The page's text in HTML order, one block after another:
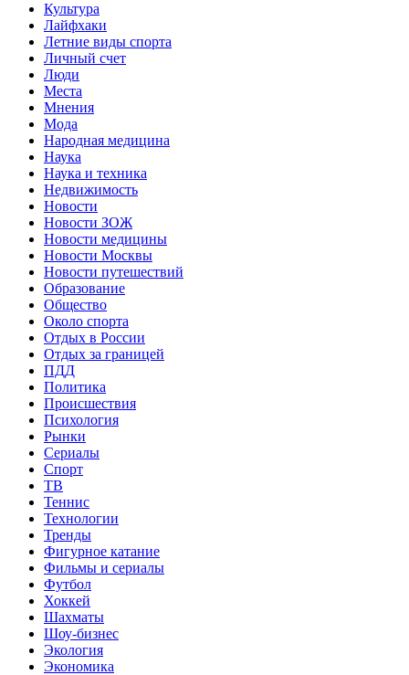
Культура
Лайфхаки
Летние виды спорта
Личный счет
Люди
Места
Мнения
Мода
Народная медицина
Наука
Наука и техника
Недвижимость
Новости
Новости ЗОЖ
Новости медицины
Новости Москвы
Новости путешествий
Образование
Общество
Около спорта
Отдых в России
Отдых за границей
ПДД
Политика
Происшествия
Психология
Рынки
Сериалы
Спорт
ТВ
Теннис
Технологии
Тренды
Фигурное катание
Фильмы и сериалы
Футбол
Хоккей
Шахматы
Шоу-бизнес
Экология
Экономика